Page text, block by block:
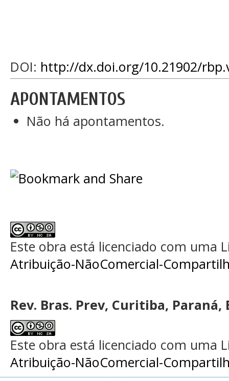
DOI: http://dx.doi.org/10.21902/
APONTAMENTOS
Não há apontamentos.
Este obra está licenciado com uma
Atribuição-NãoComercial-
Rev. Bras. Prev, Curitiba, Paraná,
Este obra está licenciado com uma
Atribuição-NãoComercial-